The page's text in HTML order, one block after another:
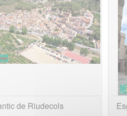
de Riudecols